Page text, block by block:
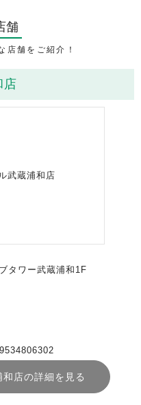
舗
店舗をご紹介！
店
タワー武蔵浦和1F
店の詳細を見る